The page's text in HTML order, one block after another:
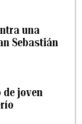
una
Sebastián
joven